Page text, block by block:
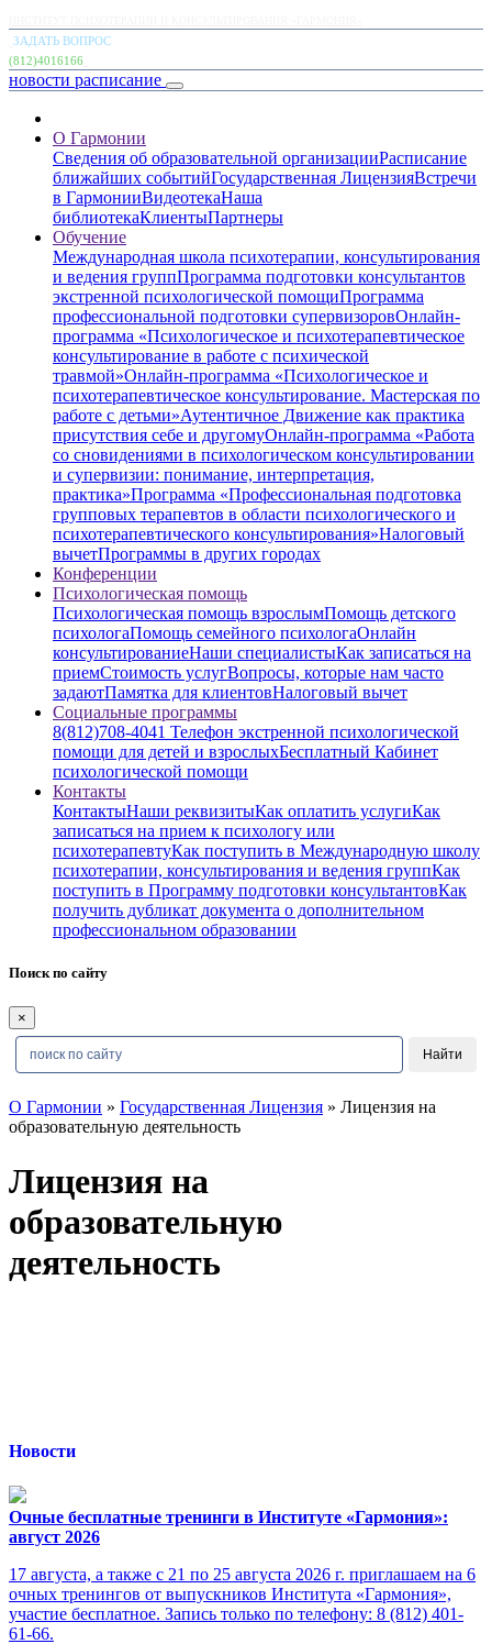
ЗАДАТЬ ВОПРОС
(812)4016166
новости расписание
О Гармонии
Сведения об образовательной организацииРасписание
ближайших событийГосударственная ЛицензияВстречи
в ГармонииВидеотекаНаша
библиотекаКлиентыПартнеры
Обучение
Международная школа психотерапии, консультирования
и ведения группПрограмма подготовки консультантов
экстренной психологической помощиПрограмма
профессиональной подготовки супервизоровОнлайн-
программа «Психологическое и психотерапевтическое
консультирование в работе с психической
травмой»Онлайн-программа «Психологическое и
психотерапевтическое консультирование. Мастерская по
работе с детьми»Аутентичное Движение как практика
присутствия себе и другомуОнлайн-программа «Работа
со сновидениями в психологическом консультировании
и супервизии: понимание, интерпретация,
практика»Программа «Профессиональная подготовка
групповых терапевтов в области психологического и
психотерапевтического консультирования»Налоговый
вычетПрограммы в других городах
Конференции
Психологическая помощь
Психологическая помощь взрослымПомощь детского
психологаПомощь семейного психологаОнлайн
консультированиеНаши специалистыКак записаться на
приемСтоимость услугВопросы, которые нам часто
задаютПамятка для клиентовНалоговый вычет
Социальные программы
8(812)708-4041 Телефон экстренной психологической
помощи для детей и взрослыхБесплатный Кабинет
психологической помощи
Контакты
КонтактыНаши реквизитыКак оплатить услугиКак
записаться на прием к психологу или
психотерапевтуКак поступить в Международную школу
психотерапии, консультирования и ведения группКак
поступить в Программу подготовки консультантовКак
получить дубликат документа о дополнительном
профессиональном образовании
Поиск по сайту
×
О Гармонии » Государственная Лицензия » Лицензия на
образовательную деятельность
Лицензия на
образовательную
деятельность
Новости
Очные бесплатные тренинги в Институте «Гармония»:
август 2026
17 августа, а также с 21 по 25 августа 2026 г. приглашаем на 6
очных тренингов от выпускников Института «Гармония»,
участие бесплатное. Запись только по телефону: 8 (812) 401-
61-66.